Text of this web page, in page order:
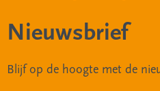
Nieuwsbrief
Blijf op de hoogte met de